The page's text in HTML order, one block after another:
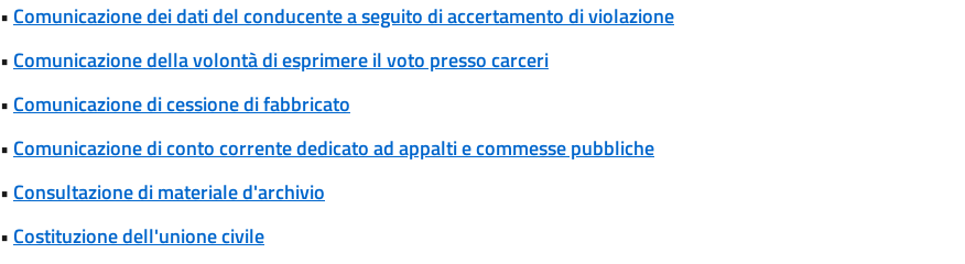
• Comunicazione dei dati del conducente a seguito di accertamento di violazione
• Comunicazione della volontà di esprimere il voto presso carceri
• Comunicazione di cessione di fabbricato
• Comunicazione di conto corrente dedicato ad appalti e commesse pubbliche
• Consultazione di materiale d'archivio
• Costituzione dell'unione civile